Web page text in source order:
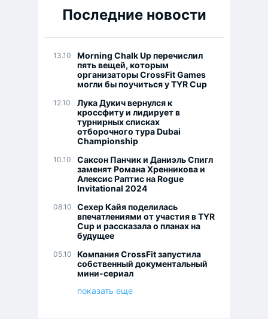
Последние новости
13.10
Morning Chalk Up перечислил
пять вещей, которым
организаторы CrossFit Games
могли бы поучиться у TYR Cup
12.10
Лука Дукич вернулся к
кроссфиту и лидирует в
турнирных списках
отборочного тура Dubai
Championship
10.10
Саксон Панчик и Даниэль Спигл
заменят Романа Хренникова и
Алексис Раптис на Rogue
Invitational 2024
08.10
Сехер Кайя поделилась
впечатлениями от участия в TYR
Cup и рассказала о планах на
будущее
05.10
Компания CrossFit запустила
собственный документальный
мини-сериал
показать еще